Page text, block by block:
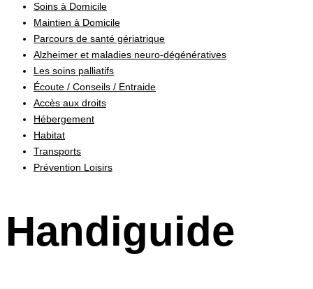
Soins à Domicile
Maintien à Domicile
Parcours de santé gériatrique
Alzheimer et maladies neuro-dégénératives
Les soins palliatifs
Écoute / Conseils / Entraide
Accès aux droits
Hébergement
Habitat
Transports
Prévention Loisirs
Handiguide